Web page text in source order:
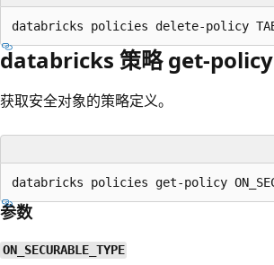
databricks 策略 get-policy
获取安全对象的策略定义。
参数
ON_SECURABLE_TYPE